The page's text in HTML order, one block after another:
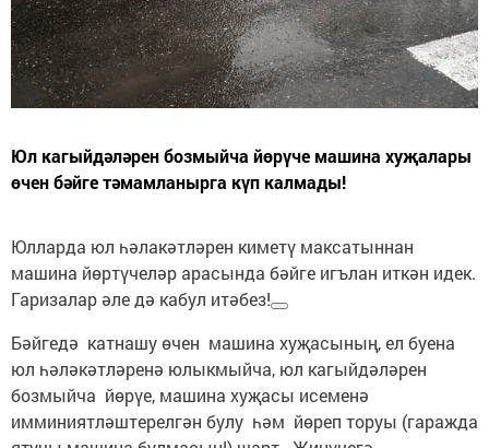
Юл кагыйдәләрен бозмыйча йөрүче машина хуҗалары
өчен бәйге тәмамланырга күп калмады!
Юлларда юл һәлакәтләрен киметү максатыннан
машина йөртүчеләр арасында бәйге игълан иткән идек.
Гаризалар әле дә кабул итәбез!
Бәйгедә катнашу өчен машина хуҗасының, ел буена
юл һәләкәтләренә юлыкмыйча, юл кагыйдәләрен
бозмыйча йөрүе, машина хуҗасы исеменә
имминиятләштерелгән булу һәм йөреп торуы (гаражда